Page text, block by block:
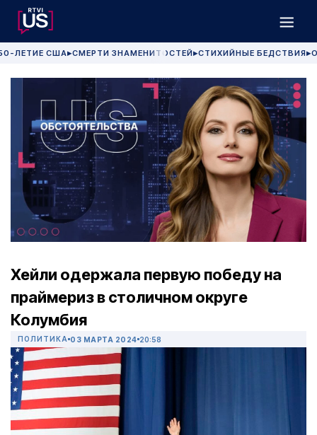
ЛЕТИЕ США▶СМЕРТИ ЗНАМЕНИТОСТЕЙ▶СТИХИЙНЫЕ БЕДСТВИЯ▶
Хейли одержала первую победу на
праймериз в столичном округе
Колумбия
ПОЛИТИКА 03 МАРТА 2024 20:58